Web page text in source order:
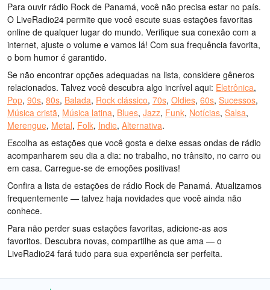
Para ouvir rádio Rock de Panamá, você não precisa estar no país.
O LiveRadio24 permite que você escute suas estações favoritas
online de qualquer lugar do mundo. Verifique sua conexão com a
internet, ajuste o volume e vamos lá! Com sua frequência favorita,
o bom humor é garantido.
Se não encontrar opções adequadas na lista, considere gêneros
relacionados. Talvez você descubra algo incrível aqui: Eletrônica,
Pop, 90s, 80s, Balada, Rock clássico, 70s, Oldies, 60s, Sucessos,
Música cristã, Música latina, Blues, Jazz, Funk, Notícias, Salsa,
Merengue, Metal, Folk, Indie, Alternativa.
Escolha as estações que você gosta e deixe essas ondas de rádio
acompanharem seu dia a dia: no trabalho, no trânsito, no carro ou
em casa. Carregue-se de emoções positivas!
Confira a lista de estações de rádio Rock de Panamá. Atualizamos
frequentemente — talvez haja novidades que você ainda não
conhece.
Para não perder suas estações favoritas, adicione-as aos
favoritos. Descubra novas, compartilhe as que ama — o
LiveRadio24 fará tudo para sua experiência ser perfeita.